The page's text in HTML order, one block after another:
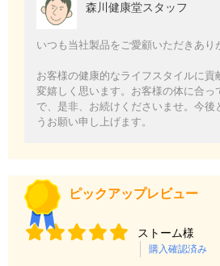
森川健康堂スタッフ
いつも当社製品をご愛顧いただきあり
お客様の健康的なライフスタイルに貢
変嬉しく思います。お客様の体に合っ
で、是非、お続けくださいませ。今後
うお願い申し上げます。
ピックアップレビュー
ストーム様
購入確認済み